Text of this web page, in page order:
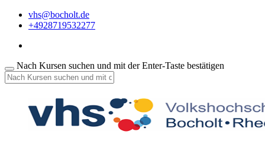
vhs@bocholt.de
+4928719532277
Nach Kursen suchen und mit der Enter-Taste bestätigen